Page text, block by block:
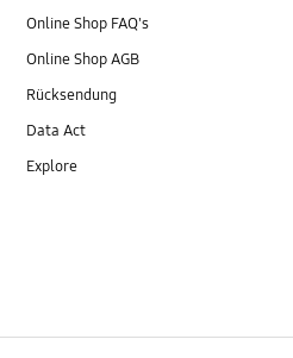
Online Shop FAQ's
Online Shop AGB
Rücksendung
Data Act
Explore